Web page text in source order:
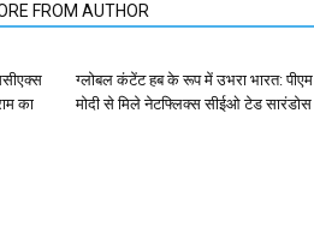
FROM AUTHOR
का
ग्लोबल कंटेंट हब के रूप में उभरा भारत: पीएम
मोदी से मिले नेटफ्लिक्स सीईओ टेड सारंडोस